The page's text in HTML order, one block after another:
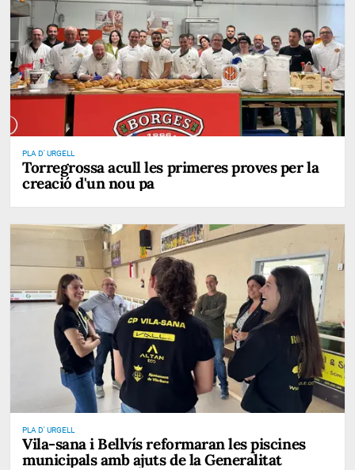
PLA D' URGELL
Torregrossa acull les primeres proves per la
creació d'un nou pa
PLA D' URGELL
Vila-sana i Bellvís reformaran les piscines
municipals amb ajuts de la Generalitat